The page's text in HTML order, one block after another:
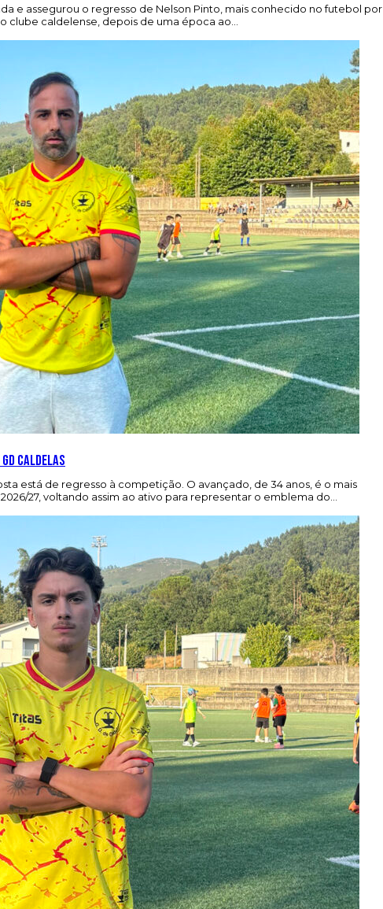
e assegurou o regresso de Nelson Pinto, mais conhecido no futebol por
clube caldelense, depois de uma época ao…
Caldelas
está de regresso à competição. O avançado, de 34 anos, é o mais
27, voltando assim ao ativo para representar o emblema do…